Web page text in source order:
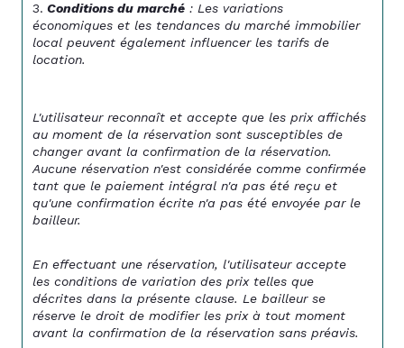
Conditions du marché : Les variations
économiques et les tendances du marché immobilier
local peuvent également influencer les tarifs de
location.
L'utilisateur reconnaît et accepte que les prix affichés
au moment de la réservation sont susceptibles de
changer avant la confirmation de la réservation.
Aucune réservation n'est considérée comme confirmée
tant que le paiement intégral n'a pas été reçu et
qu'une confirmation écrite n'a pas été envoyée par le
bailleur.
En effectuant une réservation, l'utilisateur accepte
les conditions de variation des prix telles que
décrites dans la présente clause. Le bailleur se
réserve le droit de modifier les prix à tout moment
avant la confirmation de la réservation sans préavis.